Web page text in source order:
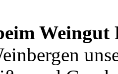
Weingut